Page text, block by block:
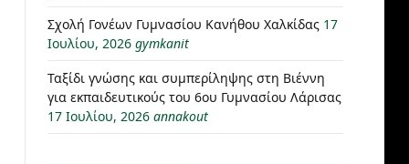
Σχολή Γονέων Γυμνασίου Κανήθου Χαλκίδας 17
Ιουλίου, 2026 gymkanit
Ταξίδι γνώσης και συμπερίληψης στη Βιέννη
για εκπαιδευτικούς του 6ου Γυμνασίου Λάρισας
17 Ιουλίου, 2026 annakout